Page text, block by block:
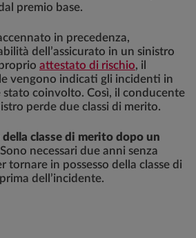
premio base.
in precedenza,
dell’assicurato in un sinistro
attestato di rischio, il
vengono indicati gli incidenti in
stato coinvolto. Così, il conducente
perde due classi di merito.
della classe di merito dopo un
necessari due anni senza
tornare in possesso della classe di
dell’incidente.